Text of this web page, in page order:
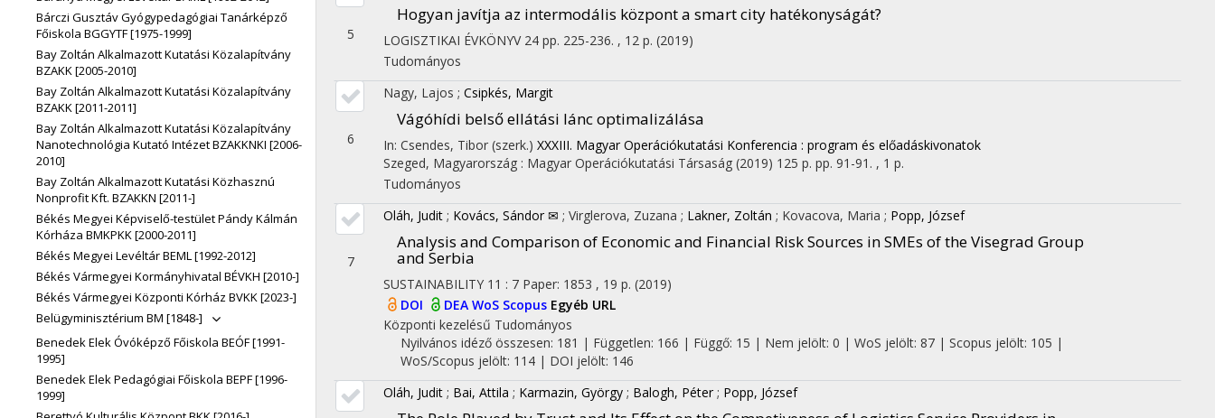
Bárczi Gusztáv Gyógypedagógiai Tanárképző
Főiskola BGGYTF [1975-1999]
Bay Zoltán Alkalmazott Kutatási Közalapítvány
BZAKK [2005-2010]
Bay Zoltán Alkalmazott Kutatási Közalapítvány
BZAKK [2011-2011]
Bay Zoltán Alkalmazott Kutatási Közalapítvány
Nanotechnológia Kutató Intézet BZAKKNKI [2006-
2010]
Bay Zoltán Alkalmazott Kutatási Közhasznú
Nonprofit Kft. BZAKKN [2011-]
Békés Megyei Képviselő-testület Pándy Kálmán
Kórháza BMKPKK [2000-2011]
Békés Megyei Levéltár BEML [1992-2012]
Békés Vármegyei Kormányhivatal BÉVKH [2010-]
Békés Vármegyei Központi Kórház BVKK [2023-]
Belügyminisztérium BM [1848-]
Benedek Elek Óvóképző Főiskola BEÓF [1991-
1995]
Benedek Elek Pedagógiai Főiskola BEPF [1996-
1999]
5
Hogyan javítja az intermodális központ a smart city hatékonyságát?
LOGISZTIKAI ÉVKÖNYV 24 pp. 225-236. , 12 p. (2019)
Tudományos
6
Nagy, Lajos ; Csipkés, Margit
Vágóhídi belső ellátási lánc optimalizálása
In: Csendes, Tibor (szerk.) XXXIII. Magyar Operációkutatási Konferencia : program és előadáskivonatok
Szeged, Magyarország : Magyar Operációkutatási Társaság (2019) 125 p. pp. 91-91. , 1 p.
Tudományos
7
Oláh, Judit ; Kovács, Sándor ✉ ; Virglerova, Zuzana ; Lakner, Zoltán ; Kovacova, Maria ; Popp, József
Analysis and Comparison of Economic and Financial Risk Sources in SMEs of the Visegrad Group
and Serbia
SUSTAINABILITY 11 : 7 Paper: 1853 , 19 p. (2019)
DOI
DEA WoS Scopus Egyéb URL
Központi kezelésű Tudományos
Nyilvános idéző összesen: 181 | Független: 166 | Függő: 15 | Nem jelölt: 0 | WoS jelölt: 87 | Scopus jelölt: 105 |
WoS/Scopus jelölt: 114 | DOI jelölt: 146
Oláh, Judit ; Bai, Attila ; Karmazin, György ; Balogh, Péter ; Popp, József